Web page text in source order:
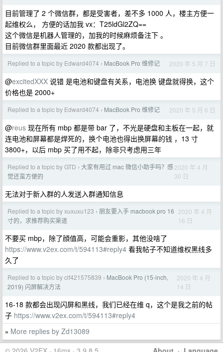
目前管理了 2 个微信群，都是受害者，差不多 1000 人，楼主方便一
起维权么， 方便的话加我 vx：T25ldGl2ZQ==
这个微信是机器人管理的，加我的时候麻烦备注下 。
目前微信群里面最近 2020 款都出现了。
Replied to a topic by Edward4074 › MacBook Pro 维修记 2020 年 5 月 7 日
@excitedXXX 说错 是电池和键盘有关系，电池换 键盘就得换，这个
价格也是 2000+
Replied to a topic by Edward4074 › MacBook Pro 维修记 2020 年 5 月 6 日
@reus 现在所有 mbp 都是带 bar 了，不光是硬盘和主板在一起，就
连电池和屏幕都是焊死的，换个电池也得出换屏幕的钱 ，13 寸
3800+，以后 mbp 买了用不起，除非只考虑用三年
Replied to a topic by GTD › 大家有用过 mac 微信小助手吗？感
觉还蛮方便的
2020 年 4 月
30 日
无法对于新入群的人发送入群通知信息
Replied to a topic by xuxuxu123 › 朋友要入手 macbook pro 16
寸的，求推荐购买渠道
2020 年 4 月
16 日
不要买 mbp，除了顔值高，可能会重影，其他没啥了
https://www.v2ex.com/t/594113#reply4 看我帖子不知道维权黑线多
久了
Replied to a topic by clf421575839 › MacBook Pro (15-inch,
2019) 闪屏解决方法
2020 年 4 月
14 日
16-18 款都会出现闪屏和黑线，我们已经在维 q，这个是我之前的帖
子 https://www.v2ex.com/t/594113#reply4
» More replies by Zd13089